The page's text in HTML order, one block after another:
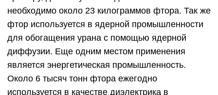
широко распространенным фторсодержащим
продуктом являются различного рода
хладогенты. Для справки, это вещества которые
используются в системах кондиционирования
элементов огромный круг применения.